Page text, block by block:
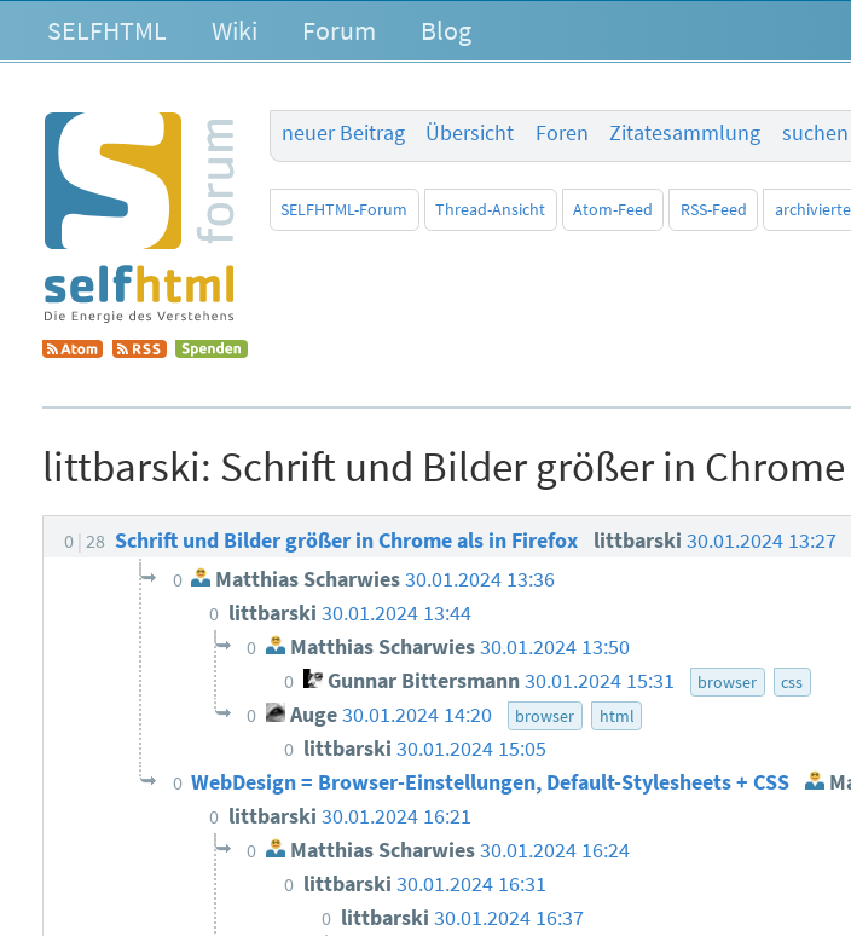
SELFHTML Wiki Forum Blog
neuer Beitrag
Übersicht Foren Zitatesammlung suchen
SELFHTML-Forum Thread-Ansicht Atom-Feed RSS-Feed
littbarski: Schrift und Bilder größer in
0 28 Schrift und Bilder größer in Chrome als in Firefox littbarski30.01.2024 13:27
0 Matthias Scharwies30.01.2024 13:36
0 littbarski30.01.2024 13:44
0 Matthias Scharwies30.01.2024 13:50
0 Gunnar Bittersmann30.01.2024 15:31 browser css
0 Auge30.01.2024 14:20 browser html
0 littbarski 30.01.2024 15:05
0 WebDesign = Browser-Einstellungen, Default-Stylesheets + CSS
0 littbarski30.01.2024 16:21
0 Matthias Scharwies30.01.2024 16:24
0 littbarski 30.01.2024 16:31
0 littbarski 30.01.2024 16:37